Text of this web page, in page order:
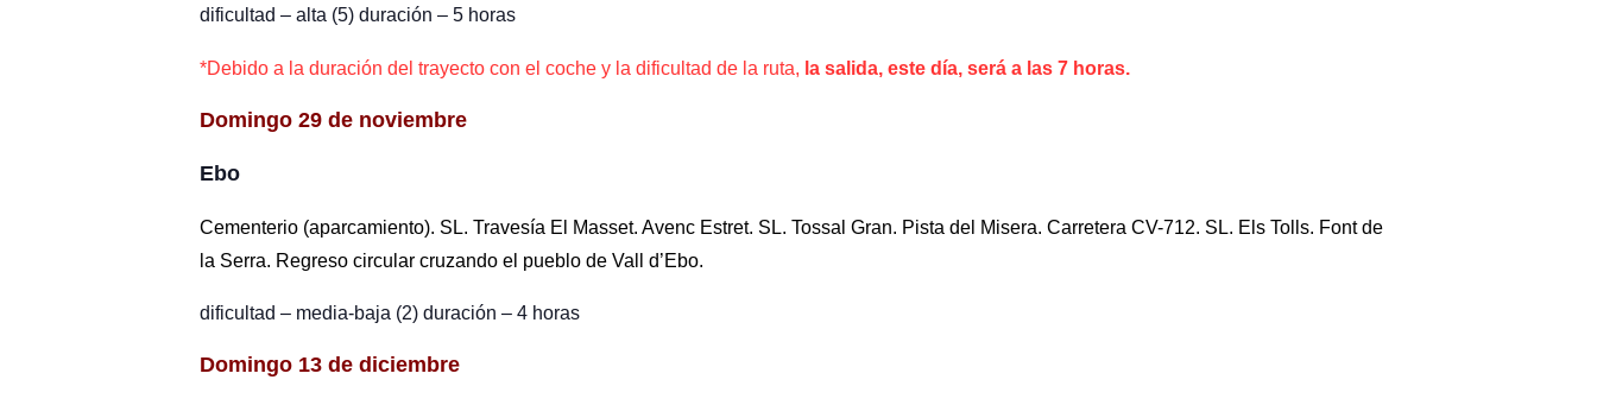
dificultad – alta (5) duración – 5 horas
*Debido a la duración del trayecto con el coche y la dificultad de la ruta, la salida, este día, será a las 7 horas.
Domingo 29 de noviembre
Ebo
Cementerio (aparcamiento). SL. Travesía El Masset. Avenc Estret. SL. Tossal Gran. Pista del Misera. Carretera CV-712. SL. Els Tolls. Font de
la Serra. Regreso circular cruzando el pueblo de Vall d’Ebo.
dificultad – media-baja (2) duración – 4 horas
Domingo 13 de diciembre